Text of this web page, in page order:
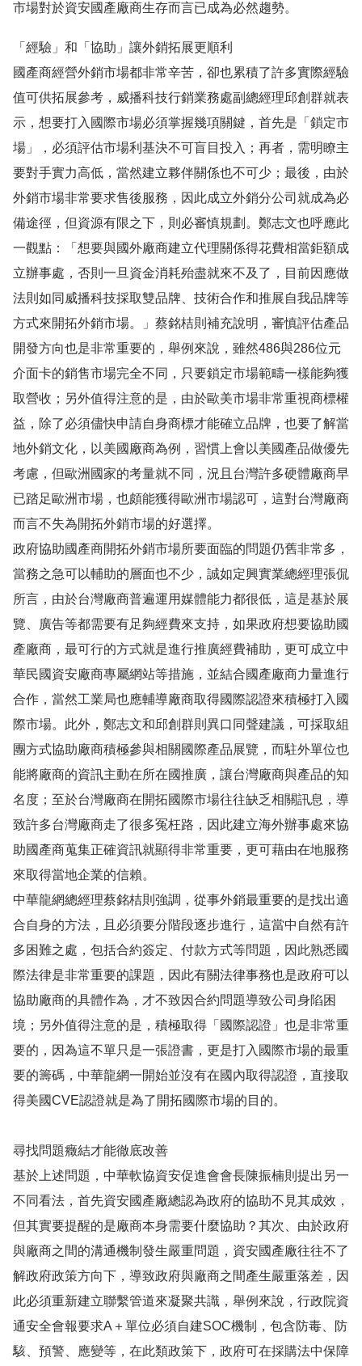
市場對於資安國產廠商生存而言已成為必然趨勢。
「經驗」和「協助」讓外銷拓展更順利
國產商經營外銷市場都非常辛苦，卻也累積了許多實際經驗
值可供拓展參考，威播科技行銷業務處副總經理邱創群就表
示，想要打入國際市場必須掌握幾項關鍵，首先是「鎖定市
場」，必須評估市場利基決不可盲目投入；再者，需明瞭主
要對手實力高低，當然建立夥伴關係也不可少；最後，由於
外銷市場非常要求售後服務，因此成立外銷分公司就成為必
備途徑，但資源有限之下，則必審慎規劃。鄭志文也呼應此
一觀點：「想要與國外廠商建立代理關係得花費相當鉅額成
立辦事處，否則一旦資金消耗殆盡就來不及了，目前因應做
法則如同威播科技採取雙品牌、技術合作和推展自我品牌等
方式來開拓外銷市場。」蔡銘桔則補充說明，審慎評估產品
開發方向也是非常重要的，舉例來說，雖然486與286位元
介面卡的銷售市場完全不同，只要鎖定市場範疇一樣能夠獲
取營收；另外值得注意的是，由於歐美市場非常重視商標權
益，除了必須儘快申請自身商標才能確立品牌，也要了解當
地外銷文化，以美國廠商為例，習慣上會以美國產品做優先
考慮，但歐洲國家的考量就不同，況且台灣許多硬體廠商早
已踏足歐洲市場，也頗能獲得歐洲市場認可，這對台灣廠商
而言不失為開拓外銷市場的好選擇。
政府協助國產商開拓外銷市場所要面臨的問題仍舊非常多，
當務之急可以輔助的層面也不少，誠如定興實業總經理張侃
所言，由於台灣廠商普遍運用媒體能力都很低，這是基於展
覽、廣告等都需要有足夠經費來支持，如果政府想要協助國
產廠商，最可行的方式就是進行推廣經費補助，更可成立中
華民國資安廠商專屬網站等措施，並結合國產廠商力量進行
合作，當然工業局也應輔導廠商取得國際認證來積極打入國
際市場。此外，鄭志文和邱創群則異口同聲建議，可採取組
團方式協助廠商積極參與相關國際產品展覽，而駐外單位也
能將廠商的資訊主動在所在國推廣，讓台灣廠商與產品的知
名度；至於台灣廠商在開拓國際市場往往缺乏相關訊息，導
致許多台灣廠商走了很多冤枉路，因此建立海外辦事處來協
助國產商蒐集正確資訊就顯得非常重要，更可藉由在地服務
來取得當地企業的信賴。
中華龍網總經理蔡銘桔則強調，從事外銷最重要的是找出適
合自身的方法，且必須要分階段逐步進行，這當中自然有許
多困難之處，包括合約簽定、付款方式等問題，因此熟悉國
際法律是非常重要的課題，因此有關法律事務也是政府可以
協助廠商的具體作為，才不致因合約問題導致公司身陷困
境；另外值得注意的是，積極取得「國際認證」也是非常重
要的，因為這不單只是一張證書，更是打入國際市場的最重
要的籌碼，中華龍網一開始並沒有在國內取得認證，直接取
得美國CVE認證就是為了開拓國際市場的目的。
尋找問題癥結才能徹底改善
基於上述問題，中華軟協資安促進會會長陳振楠則提出另一
不同看法，首先資安國產廠總認為政府的協助不見其成效，
但其實要提醒的是廠商本身需要什麼協助？其次、由於政府
與廠商之間的溝通機制發生嚴重問題，資安國產廠往往不了
解政府政策方向下，導致政府與廠商之間產生嚴重落差，因
此必須重新建立聯繫管道來凝聚共識，舉例來說，行政院資
通安全會報要求A＋單位必須自建SOC機制，包含防毒、防
駭、預警、應變等，在此類政策下，政府可在採購法中保障